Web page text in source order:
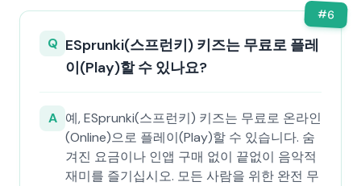
#6
Q ESprunki(스프런키) 키즈는 무료로 플레
이(Play)할 수 있나요?
A 예, ESprunki(스프런키) 키즈는 무료로 온라인
(Online)으로 플레이(Play)할 수 있습니다. 숨
겨진 요금이나 인앱 구매 없이 끝없이 음악적
재미를 즐기십시오. 모든 사람을 위한 완전 무